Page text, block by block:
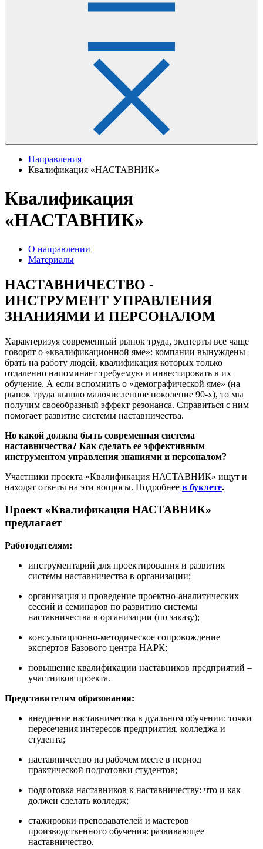
Направления
Квалификация «НАСТАВНИК»
Квалификация
«НАСТАВНИК»
О направлении
Материалы
НАСТАВНИЧЕСТВО -
ИНСТРУМЕНТ УПРАВЛЕНИЯ
ЗНАНИЯМИ И ПЕРСОНАЛОМ
Характеризуя современный рынок труда, эксперты все чаще
говорят о «квалификационной яме»: компании вынуждены
брать на работу людей, квалификация которых только
отдаленно напоминает требуемую и инвестировать в их
обучение. А если вспомнить о «демографической яме» (на
рынок труда вышло малочисленное поколение 90-х), то мы
получим своеобразный эффект резонанса. Справиться с ним
помогает развитие системы наставничества.
Но какой должна быть современная система
наставничества? Как сделать ее эффективным
инструментом управления знаниями и персоналом?
Участники проекта «Квалификация НАСТАВНИК» ищут и
находят ответы на эти вопросы. Подробнее в буклете.
Проект «Квалификация НАСТАВНИК»
предлагает
Работодателям:
инструментарий для проектирования и развития
системы наставничества в организации;
организация и проведение проектно-аналитических
сессий и семинаров по развитию системы
наставничества в организации (по заказу);
консультационно-методическое сопровождение
экспертов Базового центра НАРК;
повышение квалификации наставников предприятий –
участников проекта.
Представителям образования:
внедрение наставничества в дуальном обучении: точки
пересечения интересов предприятия, колледжа и
студента;
наставничество на рабочем месте в период
практической подготовки студентов;
подготовка наставников к наставничеству: что и как
должен сделать колледж;
стажировки преподавателей и мастеров
производственного обучения: развивающее
наставничество.